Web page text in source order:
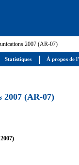
2007 (AR-07)
2007 (AR-07)
Statistiques À propos de